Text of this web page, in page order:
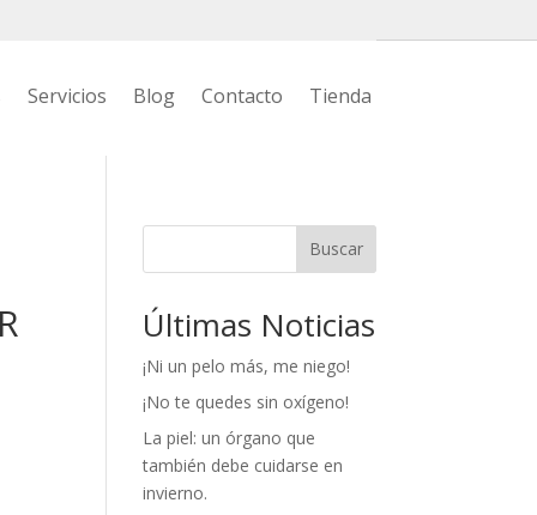
Servicios Blog Contacto Tienda
Buscar
Últimas Noticias
¡Ni un pelo más, me niego!
¡No te quedes sin oxígeno!
La piel: un órgano que
también debe cuidarse en
invierno.